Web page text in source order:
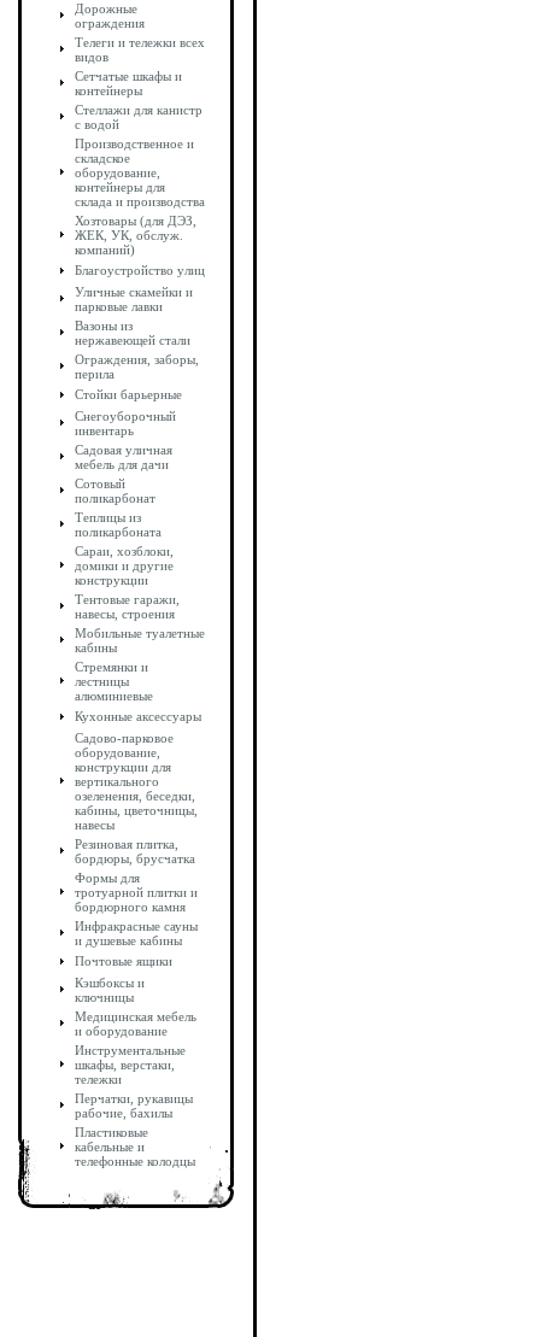
Дорожные
ограждения
Телеги и тележки всех
видов
Сетчатые шкафы и
контейнеры
Стеллажи для канистр
с водой
Производственное и
складское
оборудование,
контейнеры для
склада и производства
Хозтовары (для ДЭЗ,
ЖЕК, УК, обслуж.
компаний)
Благоустройство улиц
Уличные скамейки и
парковые лавки
Вазоны из
нержавеющей стали
Ограждения, заборы,
перила
Стойки барьерные
Снегоуборочный
инвентарь
Садовая уличная
мебель для дачи
Сотовый
поликарбонат
Теплицы из
поликарбоната
Сараи, хозблоки,
домики и другие
конструкции
Тентовые гаражи,
навесы, строения
Мобильные туалетные
кабины
Стремянки и
лестницы
алюминиевые
Кухонные аксессуары
Садово-парковое
оборудование,
конструкции для
вертикального
озеленения, беседки,
кабины, цветочницы,
навесы
Резиновая плитка,
бордюры, брусчатка
Формы для
тротуарной плитки и
бордюрного камня
Инфракрасные сауны
и душевые кабины
Почтовые ящики
Кэшбоксы и
ключницы
Медицинская мебель
и оборудование
Инструментальные
шкафы, верстаки,
тележки
Перчатки, рукавицы
рабочие, бахилы
Пластиковые
кабельные и
телефонные колодцы